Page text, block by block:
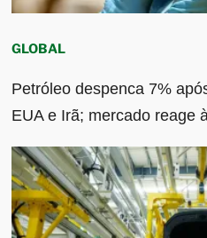
GLOBAL
Petróleo despenca 7%
EUA e Irã; mercado reage